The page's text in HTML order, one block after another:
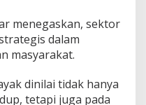
c
e
I
,
o
r
menegaskan, sektor
dalam
masyarakat.
dinilai tidak hanya
tetapi juga pada